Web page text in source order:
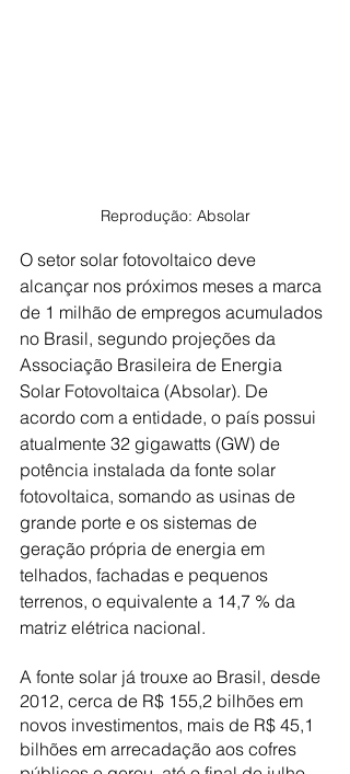
Reprodução: Absolar
O setor solar fotovoltaico deve
alcançar nos próximos meses a marca
de 1 milhão de empregos acumulados
no Brasil, segundo projeções da
Associação Brasileira de Energia
Solar Fotovoltaica (Absolar). De
acordo com a entidade, o país possui
atualmente 32 gigawatts (GW) de
potência instalada da fonte solar
fotovoltaica, somando as usinas de
grande porte e os sistemas de
geração própria de energia em
telhados, fachadas e pequenos
terrenos, o equivalente a 14,7 % da
matriz elétrica nacional.
A fonte solar já trouxe ao Brasil, desde
2012, cerca de R$ 155,2 bilhões em
novos investimentos, mais de R$ 45,1
bilhões em arrecadação aos cofres